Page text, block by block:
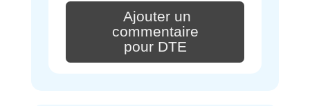
Ajouter un
commentaire
pour DTE